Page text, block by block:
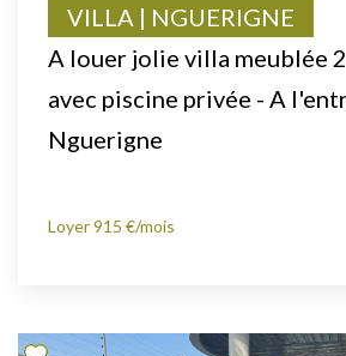
A louer jolie villa meublée
avec piscine privée - A
Nguerigne
VILLA | NGUERIGNE
Loyer 915 €/mois